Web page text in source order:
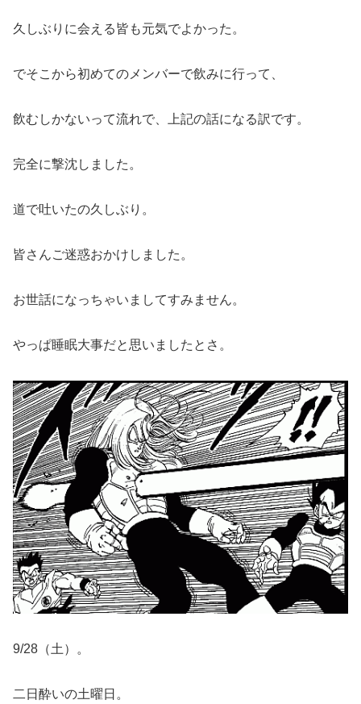
久しぶりに会える皆も元気でよかった。
でそこから初めてのメンバーで飲みに行って、
飲むしかないって流れで、上記の話になる訳です。
完全に撃沈しました。
道で吐いたの久しぶり。
皆さんご迷惑おかけしました。
お世話になっちゃいましてすみません。
やっぱ睡眠大事だと思いましたとさ。
9/28（土）。
二日酔いの土曜日。